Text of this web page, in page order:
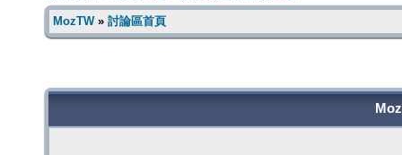
MozTW» 討論區首頁